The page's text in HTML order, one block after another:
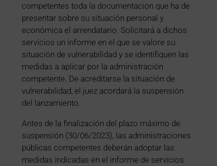
competentes toda la documentación que ha de
presentar sobre su situación personal y
económica el arrendatario. Solicitará a dichos
servicios un informe en el que se valore su
situación de vulnerabilidad y se identifiquen las
medidas a aplicar por la administración
competente. De acreditarse la situación de
vulnerabilidad, el juez acordará la suspensión
del lanzamiento.
Antes de la finalización del plazo máximo de
suspensión (30/06/2023), las administraciones
públicas competentes deberán adoptar las
medidas indicadas en el informe de servicios